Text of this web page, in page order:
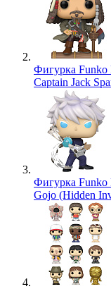
Фигурка Funko
Captain Jack
Фигурка Funko
Gojo (Hidden